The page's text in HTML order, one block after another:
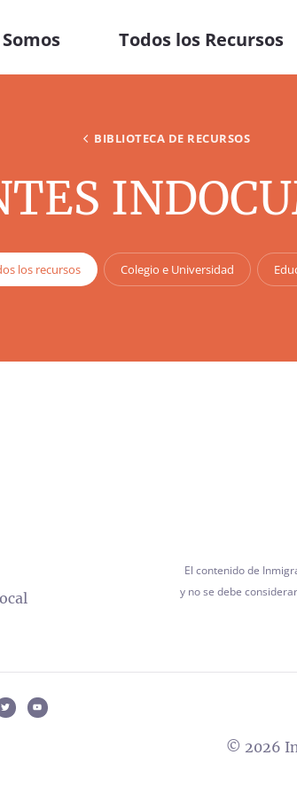
Todos los Recursos
BIBLIOTECA DE RECURSOS
los recursos Colegio e Universidad
El contenido de
y no se debe
© 2026